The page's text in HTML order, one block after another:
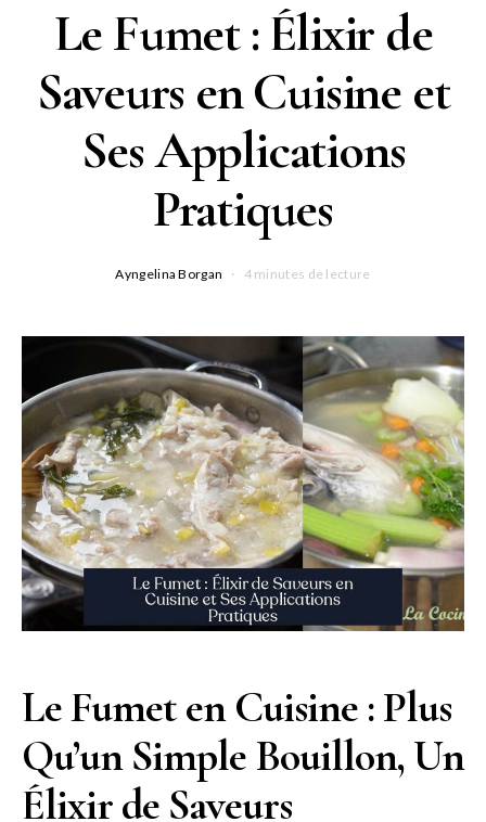
Le Fumet : Élixir de
Saveurs en Cuisine et
Ses Applications
Pratiques
Ayngelina Borgan 4 minutes de lecture
Le Fumet en Cuisine : Plus
Qu’un Simple Bouillon, Un
Élixir de Saveurs